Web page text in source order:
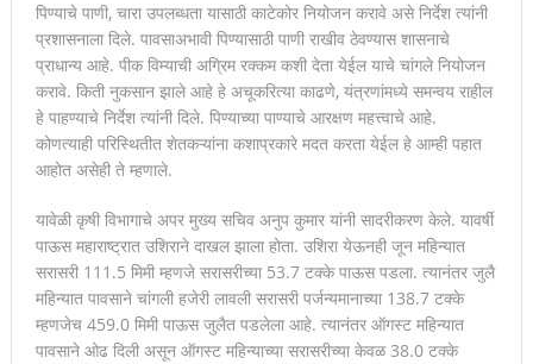
पिण्याचे पाणी, चारा उपलब्धता यासाठी काटेकोर नियोजन करावे असे निर्देश त्यांनी
प्रशासनाला दिले. पावसाअभावी पिण्यासाठी पाणी राखीव ठेवण्यास शासनाचे
प्राधान्य आहे. पीक विम्याची अग्रिम रक्कम कशी देता येईल याचे चांगले नियोजन
करावे. किती नुकसान झाले आहे हे अचूकरित्या काढणे, यंत्रणांमध्ये समन्वय राहील
हे पाहण्याचे निर्देश त्यांनी दिले. पिण्याच्या पाण्याचे आरक्षण महत्त्वाचे आहे.
कोणत्याही परिस्थितीत शेतकऱ्यांना कशाप्रकारे मदत करता येईल हे आम्ही पहात
आहोत असेही ते म्हणाले.
यावेळी कृषी विभागाचे अपर मुख्य सचिव अनुप कुमार यांनी सादरीकरण केले. यावर्षी
पाऊस महाराष्ट्रात उशिराने दाखल झाला होता. उशिरा येऊनही जून महिन्यात
सरासरी 111.5 मिमी म्हणजे सरासरीच्या 53.7 टक्के पाऊस पडला. त्यानंतर जुलै
महिन्यात पावसाने चांगली हजेरी लावली सरासरी पर्जन्यमानाच्या 138.7 टक्के
म्हणजेच 459.0 मिमी पाऊस जुलैत पडलेला आहे. त्यानंतर ऑगस्ट महिन्यात
पावसाने ओढ दिली असून ऑगस्ट महिन्याच्या सरासरीच्या केवळ 38.0 टक्के